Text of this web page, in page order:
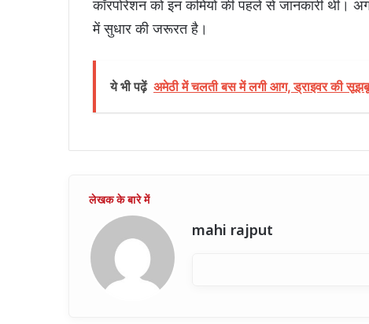
कॉरपोरेशन को इन कमियों की पहले से जानकारी थी।
में सुधार की जरूरत है।
ये भी पढ़ें अमेठी में चलती बस में लगी आग, ड्राइवर की
mahi rajput